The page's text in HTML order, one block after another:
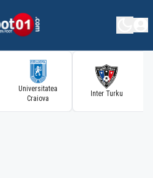
Universitatea
Craiova
Inter Turku